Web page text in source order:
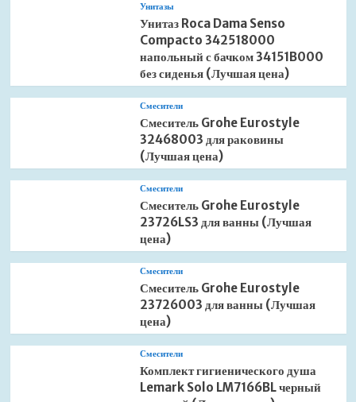
Унитазы
Унитаз Roca Dama Senso
Compacto 342518000
напольный с бачком 34151B000
без сиденья (Лучшая цена)
Смесители
Смеситель Grohe Eurostyle
32468003 для раковины
(Лучшая цена)
Смесители
Смеситель Grohe Eurostyle
23726LS3 для ванны (Лучшая
цена)
Смесители
Смеситель Grohe Eurostyle
23726003 для ванны (Лучшая
цена)
Смесители
Комплект гигиенического душа
Lemark Solo LM7166BL черный